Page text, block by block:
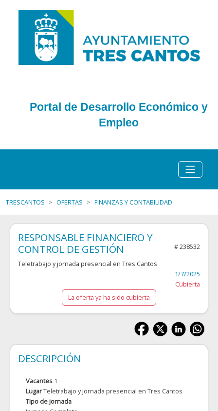
Portal de Desarrollo Económico y
Empleo
TRESCANTOS OFERTAS FINANZAS Y CONTABILIDAD
RESPONSABLE FINANCIERO Y
CONTROL DE GESTIÓN
# 238532
Teletrabajo y jornada presencial en Tres Cantos
1/7/2025
Cubierta
La oferta ya ha sido cubierta
DESCRIPCIÓN
Vacantes 1
LugarTeletrabajo y jornada presencial en Tres Cantos
Tipo de jornada